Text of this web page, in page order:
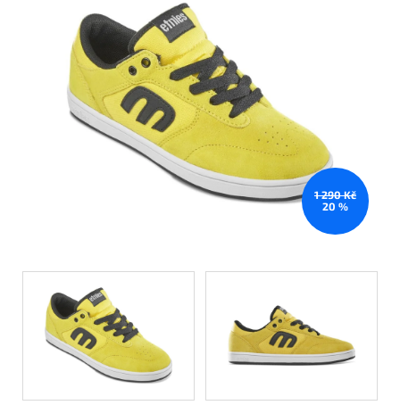
5
hvězdiček.
1 290 Kč
20 %